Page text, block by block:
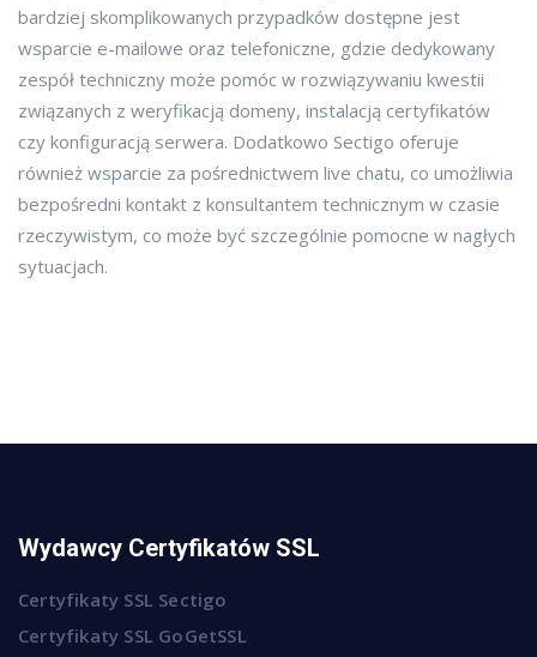
bardziej skomplikowanych przypadków dostępne jest
wsparcie e-mailowe oraz telefoniczne, gdzie dedykowany
zespół techniczny może pomóc w rozwiązywaniu kwestii
związanych z weryfikacją domeny, instalacją certyfikatów
czy konfiguracją serwera. Dodatkowo Sectigo oferuje
również wsparcie za pośrednictwem live chatu, co umożliwia
bezpośredni kontakt z konsultantem technicznym w czasie
rzeczywistym, co może być szczególnie pomocne w nagłych
sytuacjach.
Wydawcy Certyfikatów SSL
Certyfikaty SSL Sectigo
Certyfikaty SSL GoGetSSL